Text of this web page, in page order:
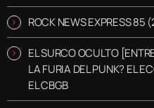
ROCK NEWS EXPRESS
EL SURCO OCULTO
LA FURIA DEL PUNK? EL
EL CBGB